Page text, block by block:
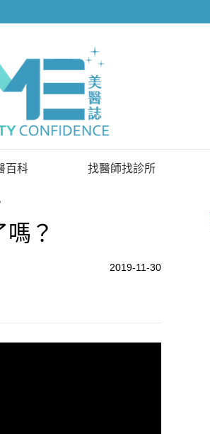
百科 找醫師找診所
？
2019-11-30